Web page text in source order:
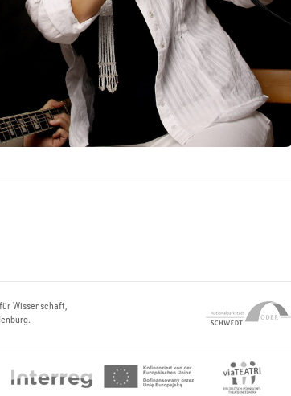
Wissenschaft,